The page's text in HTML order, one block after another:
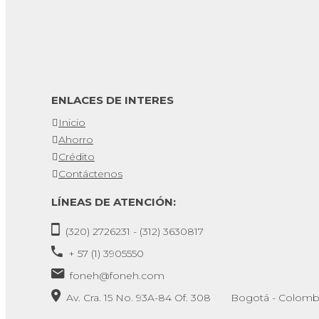
ENLACES DE INTERES
Inicio
Ahorro
Crédito
Contáctenos
LÍNEAS DE ATENCIÓN:
(320) 2726231 - (312) 3630817
+ 57 (1) 3905550
foneh@foneh.com
Av. Cra. 15 No. 93A-84 Of. 308 Bogotá -